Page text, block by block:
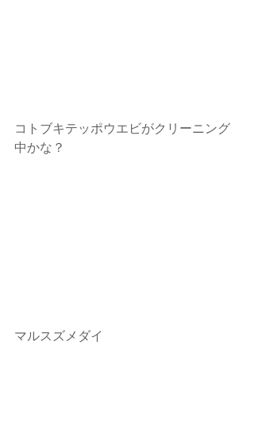
コトブキテッポウエビがクリーニング
中かな？
マルスズメダイ